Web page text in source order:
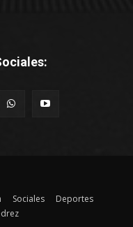
Sociales
Deportes